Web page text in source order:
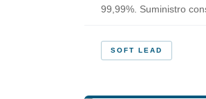
99,99%. Suministro
SOFT LEAD